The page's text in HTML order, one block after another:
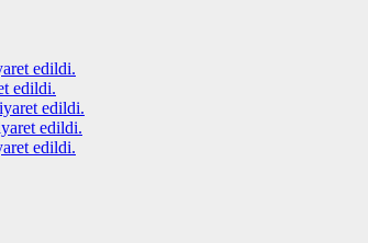
edildi.
edildi.
edildi.
edildi.
edildi.